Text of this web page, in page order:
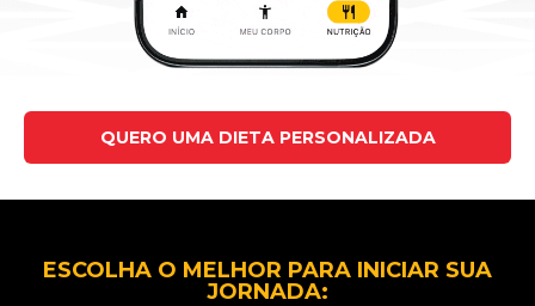
QUERO UMA DIETA PERSONALIZADA
ESCOLHA O MELHOR PARA INICIAR SUA
JORNADA: